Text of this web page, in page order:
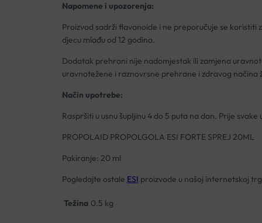
Napomene i upozorenja:
Proizvod sadrži flavonoide i ne preporučuje se
djecu mlađu od 12 godina.
Dodatak prehrani nije nadomjestak ili zamjena
uravnotežene i raznovrsne prehrane i zdravog načina
Način upotrebe:
Raspršiti u usnu šupljinu 4 do 5 puta na dan. Prije
PROPOLAID PROPOLGOLA ESI FORTE SPREJ 20ML
Pakiranje: 20 ml
Pogledajte ostale ESI proizvode u našoj internetskoj
Težina 0.5 kg